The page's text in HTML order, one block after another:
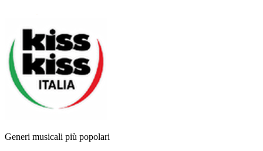
Generi musicali più popolari